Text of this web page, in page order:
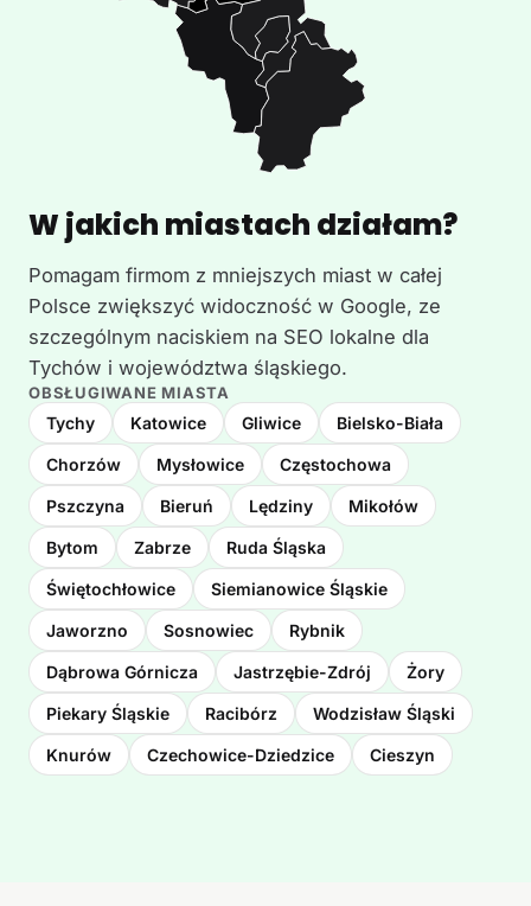
W jakich miastach działam?
Pomagam firmom z mniejszych miast w całej
Polsce zwiększyć widoczność w Google, ze
szczególnym naciskiem na SEO lokalne dla
Tychów i województwa śląskiego.
OBSŁUGIWANE MIASTA
Tychy Katowice Gliwice Bielsko-Biała
Chorzów Mysłowice Częstochowa
Pszczyna Bieruń Lędziny Mikołów
Bytom Zabrze Ruda Śląska
Świętochłowice Siemianowice Śląskie
Jaworzno Sosnowiec Rybnik
Dąbrowa Górnicza Jastrzębie-Zdrój Żory
Piekary Śląskie Racibórz Wodzisław Śląski
Knurów Czechowice-Dziedzice Cieszyn